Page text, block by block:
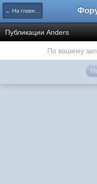
← На главную
Публикации Anders
По вашему